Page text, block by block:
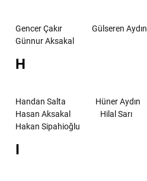
Gencer Çakır
Gülseren Aydın
Günnur Aksakal
H
Handan Salta
Hüner Aydın
Hasan Aksakal
Hilal Sarı
Hakan Sipahioğlu
I